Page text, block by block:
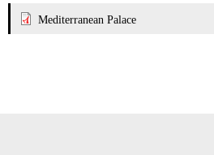
Mediterranean Palace